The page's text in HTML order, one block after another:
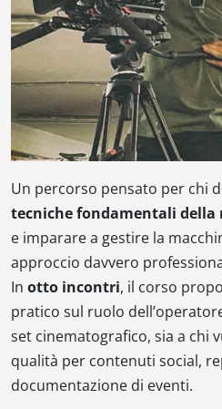
Un percorso pensato per chi
tecniche fondamentali della
e imparare a gestire la
approccio davvero
In otto incontri, il corso
pratico sul ruolo
set cinematografico, sia a chi
qualità per contenuti social,
documentazione di eventi.